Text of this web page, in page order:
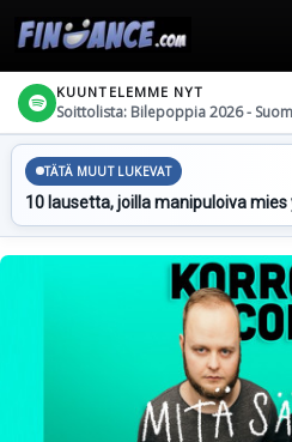
KUUNTELEMME NYT
Soittolista: Bilepoppia 2026 -
TÄTÄ MUUT LUKEVAT
10 lausetta, joilla manipuloiva